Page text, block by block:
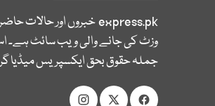
express.pkخبروں اور حالات
وزٹ کی جانے والی ویب سائٹ ہے۔
جملہ حقوق بحق ایکسپریس میڈیا